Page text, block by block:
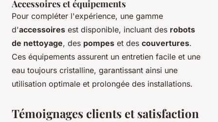
Accessoires et équipements
Pour compléter l'expérience, une gamme
d'accessoires est disponible, incluant des robots
de nettoyage, des pompes et des couvertures.
Ces équipements assurent un entretien facile et une
eau toujours cristalline, garantissant ainsi une
utilisation optimale et prolongée des installations.
Témoignages clients et satisfaction